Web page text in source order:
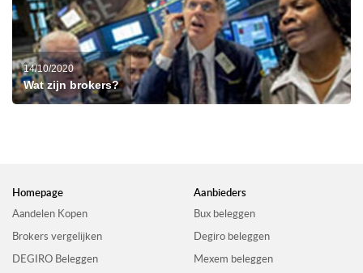
14/10/2020
Wat zijn brokers?
Homepage
Aandelen Kopen
Brokers vergelijken
DEGIRO Beleggen
Aanbieders
Bux beleggen
Degiro beleggen
Mexem beleggen